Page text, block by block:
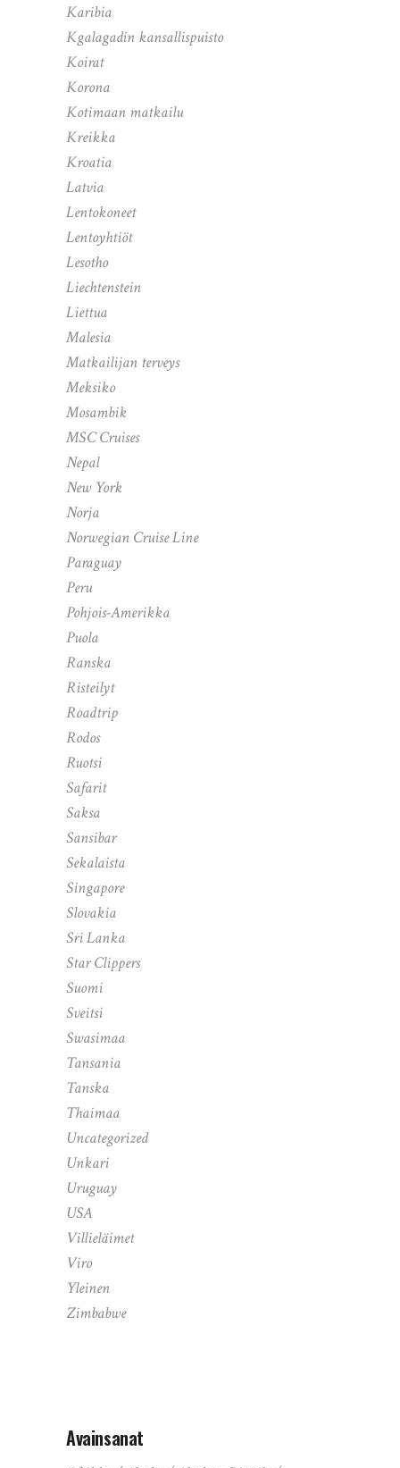
Karibia
Kgalagadin kansallispuisto
Koirat
Korona
Kotimaan matkailu
Kreikka
Kroatia
Latvia
Lentokoneet
Lentoyhtiöt
Lesotho
Liechtenstein
Liettua
Malesia
Matkailijan terveys
Meksiko
Mosambik
MSC Cruises
Nepal
New York
Norja
Norwegian Cruise Line
Paraguay
Peru
Pohjois-Amerikka
Puola
Ranska
Risteilyt
Roadtrip
Rodos
Ruotsi
Safarit
Saksa
Sansibar
Sekalaista
Singapore
Slovakia
Sri Lanka
Star Clippers
Suomi
Sveitsi
Swasimaa
Tansania
Tanska
Thaimaa
Uncategorized
Unkari
Uruguay
USA
Villieläimet
Viro
Yleinen
Zimbabwe
Avainsanat